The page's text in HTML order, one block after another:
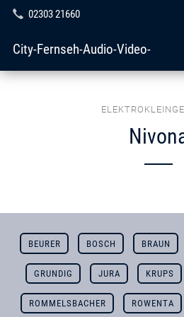
02303 21660
City-Fernseh-Audio-Video-
BEURER BOSCH BRAUN
GRUNDIG JURA KRUPS
ROMMELSBACHER ROWENTA